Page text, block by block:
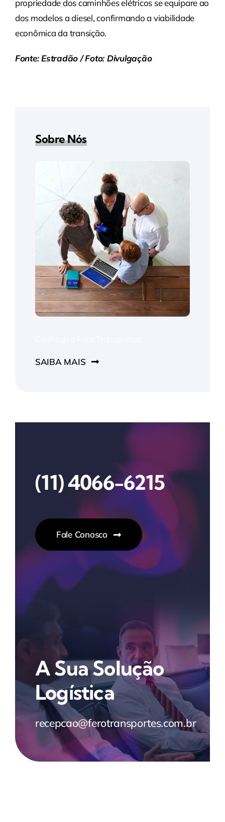
propriedade dos caminhões elétricos se equipare ao
dos modelos a diesel, confirmando a viabilidade
econômica da transição.
Fonte: Estradão / Foto: Divulgação
Sobre Nós
SAIBA MAIS
(11) 4066-6215
Fale Conosco
A Sua Solução
Logística
recepcao@ferotransportes.com.br